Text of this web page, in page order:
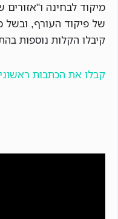
מיקוד לבחינה ו"אזורים
של פיקוד העורף, ובשל
קיבלו הקלות נוספות
קבלו את הכתבות